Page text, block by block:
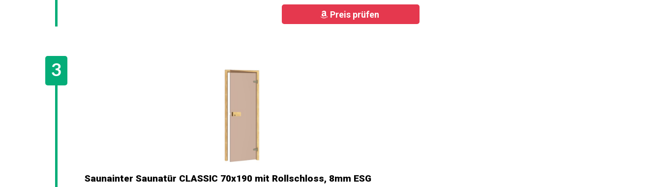
Preis prüfen
Saunainter Saunatür CLASSIC 70x190 mit Rollschloss, 8mm ESG